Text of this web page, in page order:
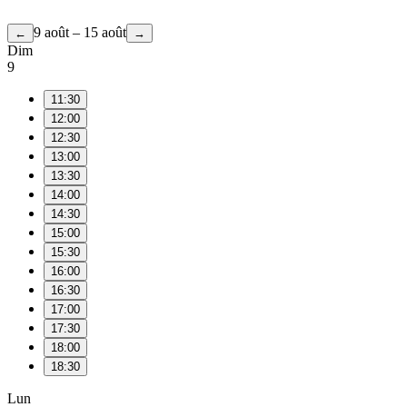
← 9 août – 15 août →
Dim
9
11:30
12:00
12:30
13:00
13:30
14:00
14:30
15:00
15:30
16:00
16:30
17:00
17:30
18:00
18:30
Lun